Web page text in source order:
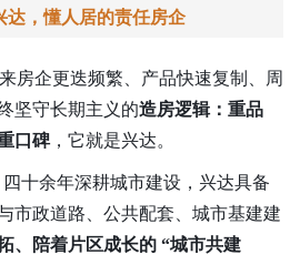
，懂人居的责任房企
房企更迭频繁、产品快速复制、周
坚守长期主义的造房逻辑：重品
口碑，它就是兴达。
四十余年深耕城市建设，兴达具备
市政道路、公共配套、城市基建建
、陪着片区成长的 “城市共建